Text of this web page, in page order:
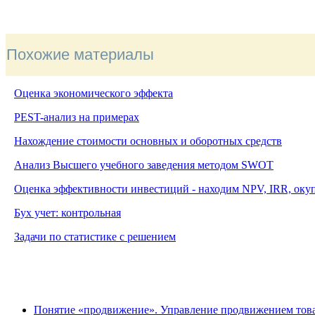
Похожие материалы
Оценка экономического эффекта
PEST-анализ на примерах
Нахождение стоимости основных и оборотных средств
Анализ Высшего учебного заведения методом SWOT
Оценка эффективности инвестиций - находим NPV, IRR,
Бух учет: контрольная
Задачи по статистике с решением
Понятие «продвижение». Управление продвижением